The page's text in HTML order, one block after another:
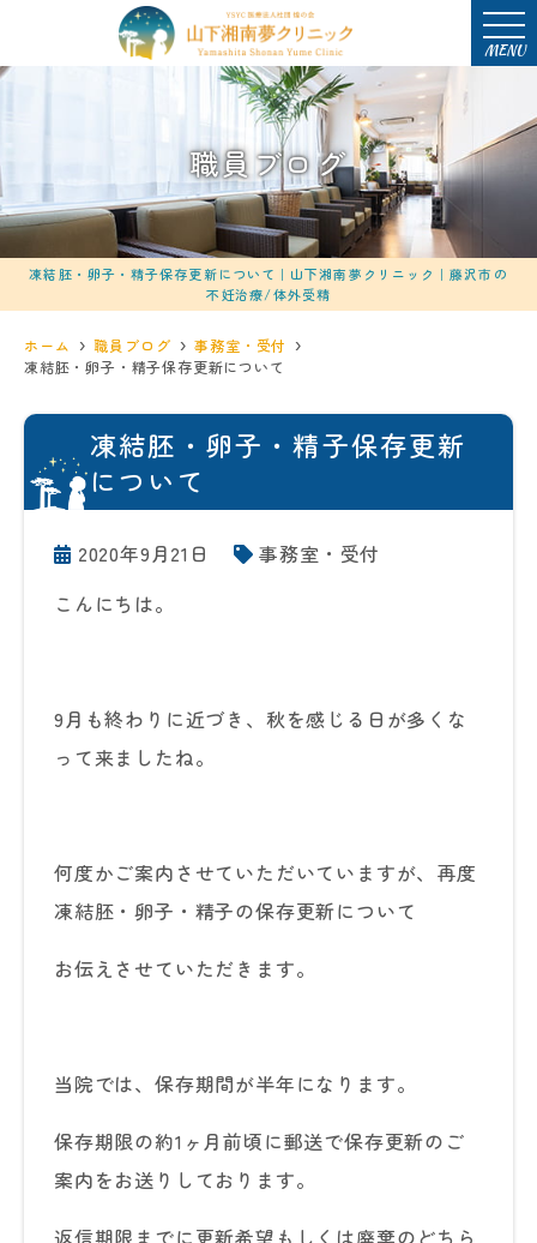
MENU
職員ブログ
凍結胚・卵子・精子保存更新について｜山下湘南夢クリニック｜藤沢市の
不妊治療/体外受精
ホーム 職員ブログ
事務室・受付
凍結胚・卵子・精子保存更新について
凍結胚・卵子・精子保存更新
について
2020年9月21日
事務室・受付
こんにちは。
9月も終わりに近づき、秋を感じる日が多くな
って来ましたね。
何度かご案内させていただいていますが、再度
凍結胚・卵子・精子の保存更新について
お伝えさせていただきます。
当院では、保存期間が半年になります。
保存期限の約1ヶ月前頃に郵送で保存更新のご
案内をお送りしております。
返信期限までに更新希望もしくは廃棄のどちら